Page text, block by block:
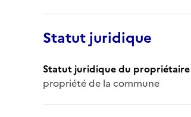
Statut juridique
Statut juridique du propriétaire
propriété de la commune